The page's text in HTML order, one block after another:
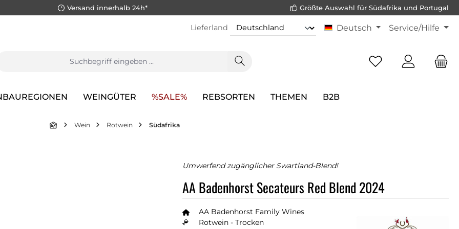
Versand innerhalb 24h* Größte Auswahl für Südafrika und Portugal
Lieferland Deutsch Service/Hilfe
WEINGÜTER %SALE% REBSORTEN THEMEN B2B
Wein Rotwein Südafrika
Umwerfend zugänglicher Swartland-Blend!
AA Badenhorst Secateurs Red Blend 2024
AA Badenhorst Family Wines
Rotwein - Trocken